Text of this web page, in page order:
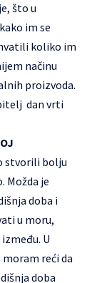
što u
im se
koliko im
načinu
proizvoda.
dan vrti
stvorili bolju
Možda je
doba i
u moru,
U
reći da
doba